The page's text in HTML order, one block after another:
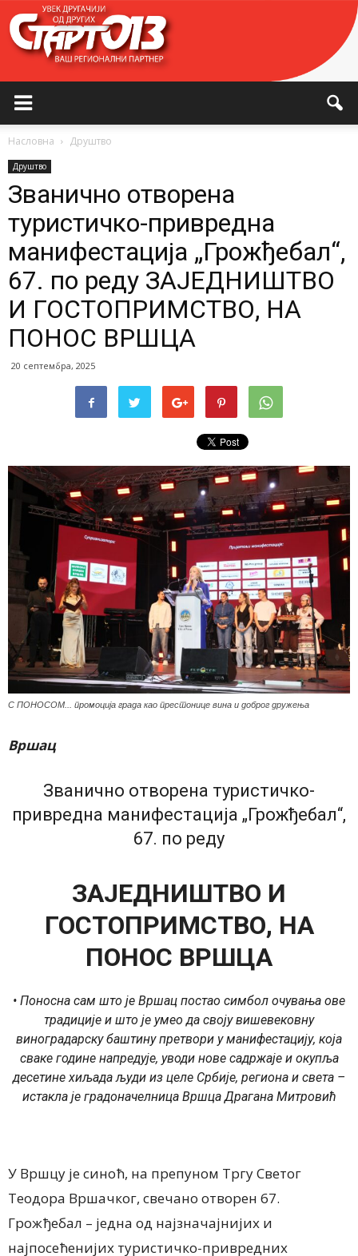
Насловна Друштво
Друштво
Званично отворена
туристичко-привредна
манифестација „Грожђебал“,
67. по реду ЗАЈЕДНИШТВО
И ГОСТОПРИМСТВО, НА
ПОНОС ВРШЦА
20 септембра, 2025
С ПОНОСОМ... промоција града као престонице вина и доброг дружења
Вршац
Званично отворена туристичко-
привредна манифестација „Грожђебал“,
67. по реду
ЗАЈЕДНИШТВО И
ГОСТОПРИМСТВО, НА
ПОНОС ВРШЦА
• Поносна сам што је Вршац постао симбол очувања ове
традиције и што је умео да своју вишевековну
виноградарску баштину претвори у манифестацију, која
сваке године напредује, уводи нове садржаје и окупља
десетине хиљада људи из целе Србије, региона и света –
истакла је градоначелница Вршца Драгана Митровић
У Вршцу је синоћ, на препуном Тргу Светог
Теодора Вршачког, свечано отворен 67.
Грожђебал – једна од најзначајнијих и
најпосећенијих туристичко-привредних